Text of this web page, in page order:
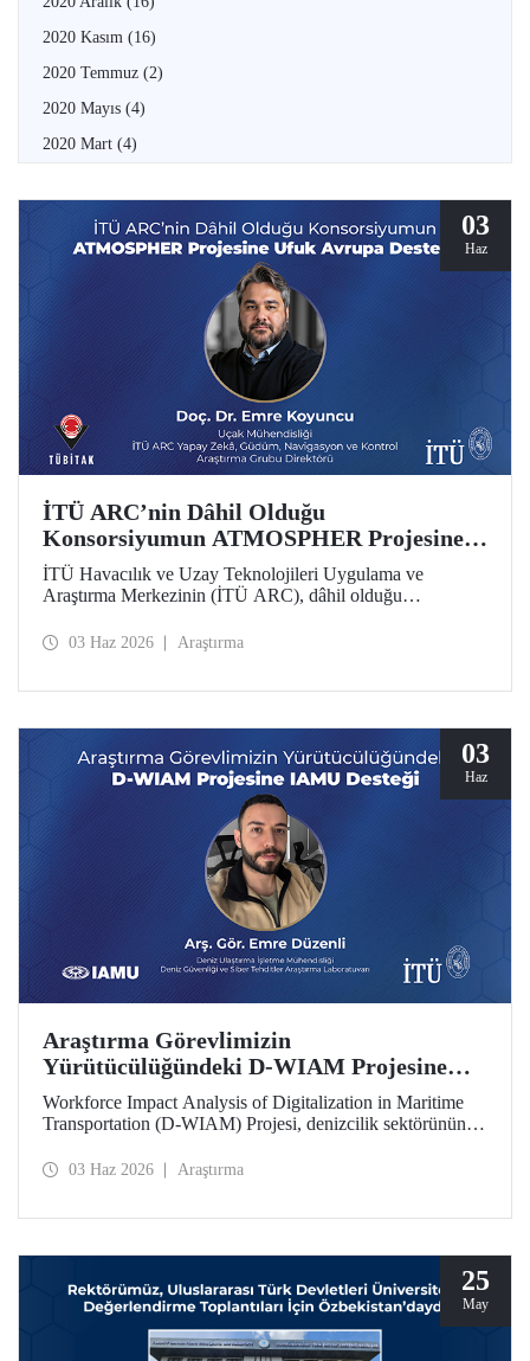
2020 Kasım (16)
2020 Temmuz (2)
2020 Mayıs (4)
2020 Mart (4)
03
Haz
İTÜ ARC’nin Dâhil Olduğu
Konsorsiyumun ATMOSPHER Projesine
Ufuk Avrupa Desteği
İTÜ Havacılık ve Uzay Teknolojileri Uygulama ve
Araştırma Merkezinin (İTÜ ARC), dâhil olduğu
Avrupa desteği kazandı. Bu projeyle İTÜ ARC’nin hava
03 Haz 2026 Araştırma
03
Haz
Araştırma Görevlimizin
Yürütücülüğündeki D-WIAM Projesine
IAMU Desteği
Workforce Impact Analysis of Digitalization in Maritime
Transportation (D-WIAM) Projesi, denizcilik sektörünün
Uluslararası Denizcilik Üniversiteleri Birliği (IAMU)
araştırmacısı Emre Düzenli yürütecek.
03 Haz 2026 Araştırma
25
May